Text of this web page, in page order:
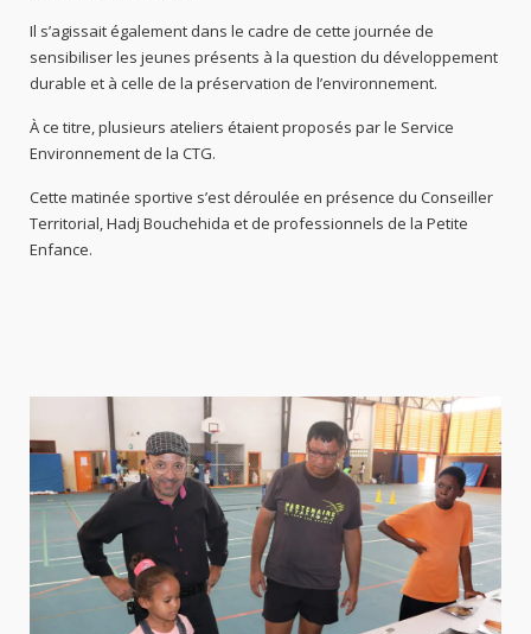
Il s’agissait également dans le cadre de cette journée de
sensibiliser les jeunes présents à la question du développement
durable et à celle de la préservation de l’environnement.
À ce titre, plusieurs ateliers étaient proposés par le Service
Environnement de la CTG.
Cette matinée sportive s’est déroulée en présence du Conseiller
Territorial, Hadj Bouchehida et de professionnels de la Petite
Enfance.